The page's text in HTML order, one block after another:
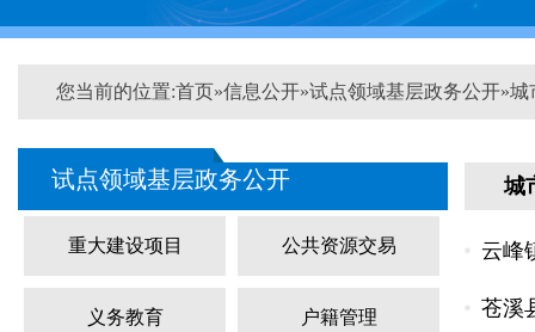
您当前的位置:首页»信息公开»试点领域基层政务公开»城
试点领域基层政务公开
重大建设项目 公共资源交易
义务教育 户籍管理
城
云峰
苍溪